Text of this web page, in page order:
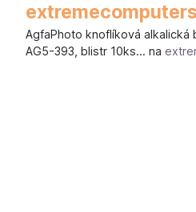
extremecomputers
AgfaPhoto knoflíková alkalická
AG5-393, blistr 10ks… na